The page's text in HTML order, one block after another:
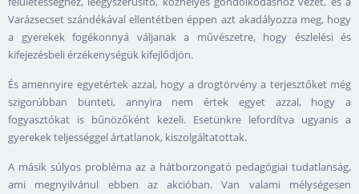
Varázsecset szándékával ellentétben éppen azt akadályozza meg, hogy
a gyerekek fogékonnyá váljanak a művészetre, hogy észlelési és
kifejezésbeli érzékenységük kifejlődjön.
És amennyire egyetértek azzal, hogy a drogtörvény a terjesztőket még
szigorúbban bünteti, annyira nem értek egyet azzal, hogy a
fogyasztókat is bűnözőként kezeli. Esetünkre lefordítva ugyanis a
gyerekek teljességgel ártatlanok, kiszolgáltatottak.
A másik súlyos probléma az a hátborzongató pedagógiai tudatlanság,
ami megnyilvánul ebben az akcióban. Van valami mélységesen